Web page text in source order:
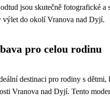
jsou skutečně fotografické a
výlet do okolí Vranova nad Dyjí.
pro celou rodinu
destinaci pro rodiny s dětmi,
Vranova nad Dyjí. Tento